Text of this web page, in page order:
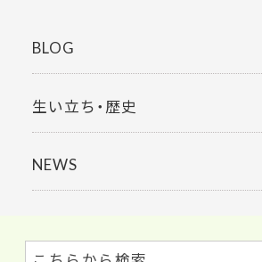
BLOG
生い立ち・歴史
NEWS